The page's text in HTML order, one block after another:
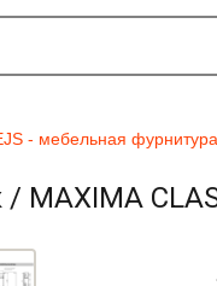
- мебельная
MAXIMA